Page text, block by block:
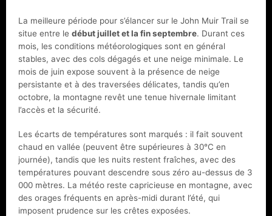
La meilleure période pour s’élancer sur le John Muir Trail se
situe entre le début juillet et la fin septembre. Durant ces
mois, les conditions météorologiques sont en général
stables, avec des cols dégagés et une neige minimale. Le
mois de juin expose souvent à la présence de neige
persistante et à des traversées délicates, tandis qu’en
octobre, la montagne revêt une tenue hivernale limitant
l’accès et la sécurité.
Les écarts de températures sont marqués : il fait souvent
chaud en vallée (peuvent être supérieures à 30°C en
journée), tandis que les nuits restent fraîches, avec des
températures pouvant descendre sous zéro au-dessus de 3
000 mètres. La météo reste capricieuse en montagne, avec
des orages fréquents en après-midi durant l’été, qui
imposent prudence sur les crêtes exposées.